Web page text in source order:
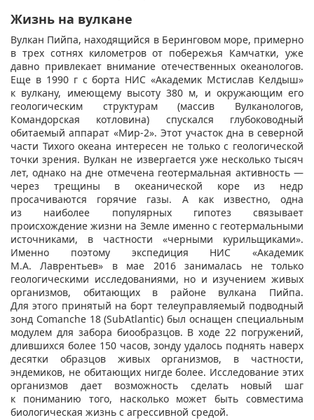
Жизнь на вулкане
Вулкан Пийпа, находящийся в Беринговом море, примерно
в трех сотнях километров от побережья Камчатки, уже
давно привлекает внимание отечественных океанологов.
Еще в 1990 г с борта НИС «Академик Мстислав Келдыш»
к вулкану, имеющему высоту 380 м, и окружающим его
геологическим структурам (массив Вулканологов,
Командорская котловина) спускался глубоководный
обитаемый аппарат «Мир-2». Этот участок дна в северной
части Тихого океана интересен не только с геологической
точки зрения. Вулкан не извергается уже несколько тысяч
лет, однако на дне отмечена геотермальная активность —
через трещины в океанической коре из недр
просачиваются горячие газы. А как известно, одна
из наиболее популярных гипотез связывает
происхождение жизни на Земле именно с геотермальными
источниками, в частности «черными курильщиками».
Именно поэтому экспедиция НИС «Академик
М.А. Лаврентьев» в мае 2016 занималась не только
геологическими исследованиями, но и изучением живых
организмов, обитающих в районе вулкана Пийпа.
Для этого принятый на борт телеуправляемый подводный
зонд Comanche 18 (SubAtlantic) был оснащен специальным
модулем для забора биообразцов. В ходе 22 погружений,
длившихся более 150 часов, зонду удалось поднять наверх
десятки образцов живых организмов, в частности,
эндемиков, не обитающих нигде более. Исследование этих
организмов дает возможность сделать новый шаг
к пониманию того, насколько может быть совместима
биологическая жизнь с агрессивной средой.